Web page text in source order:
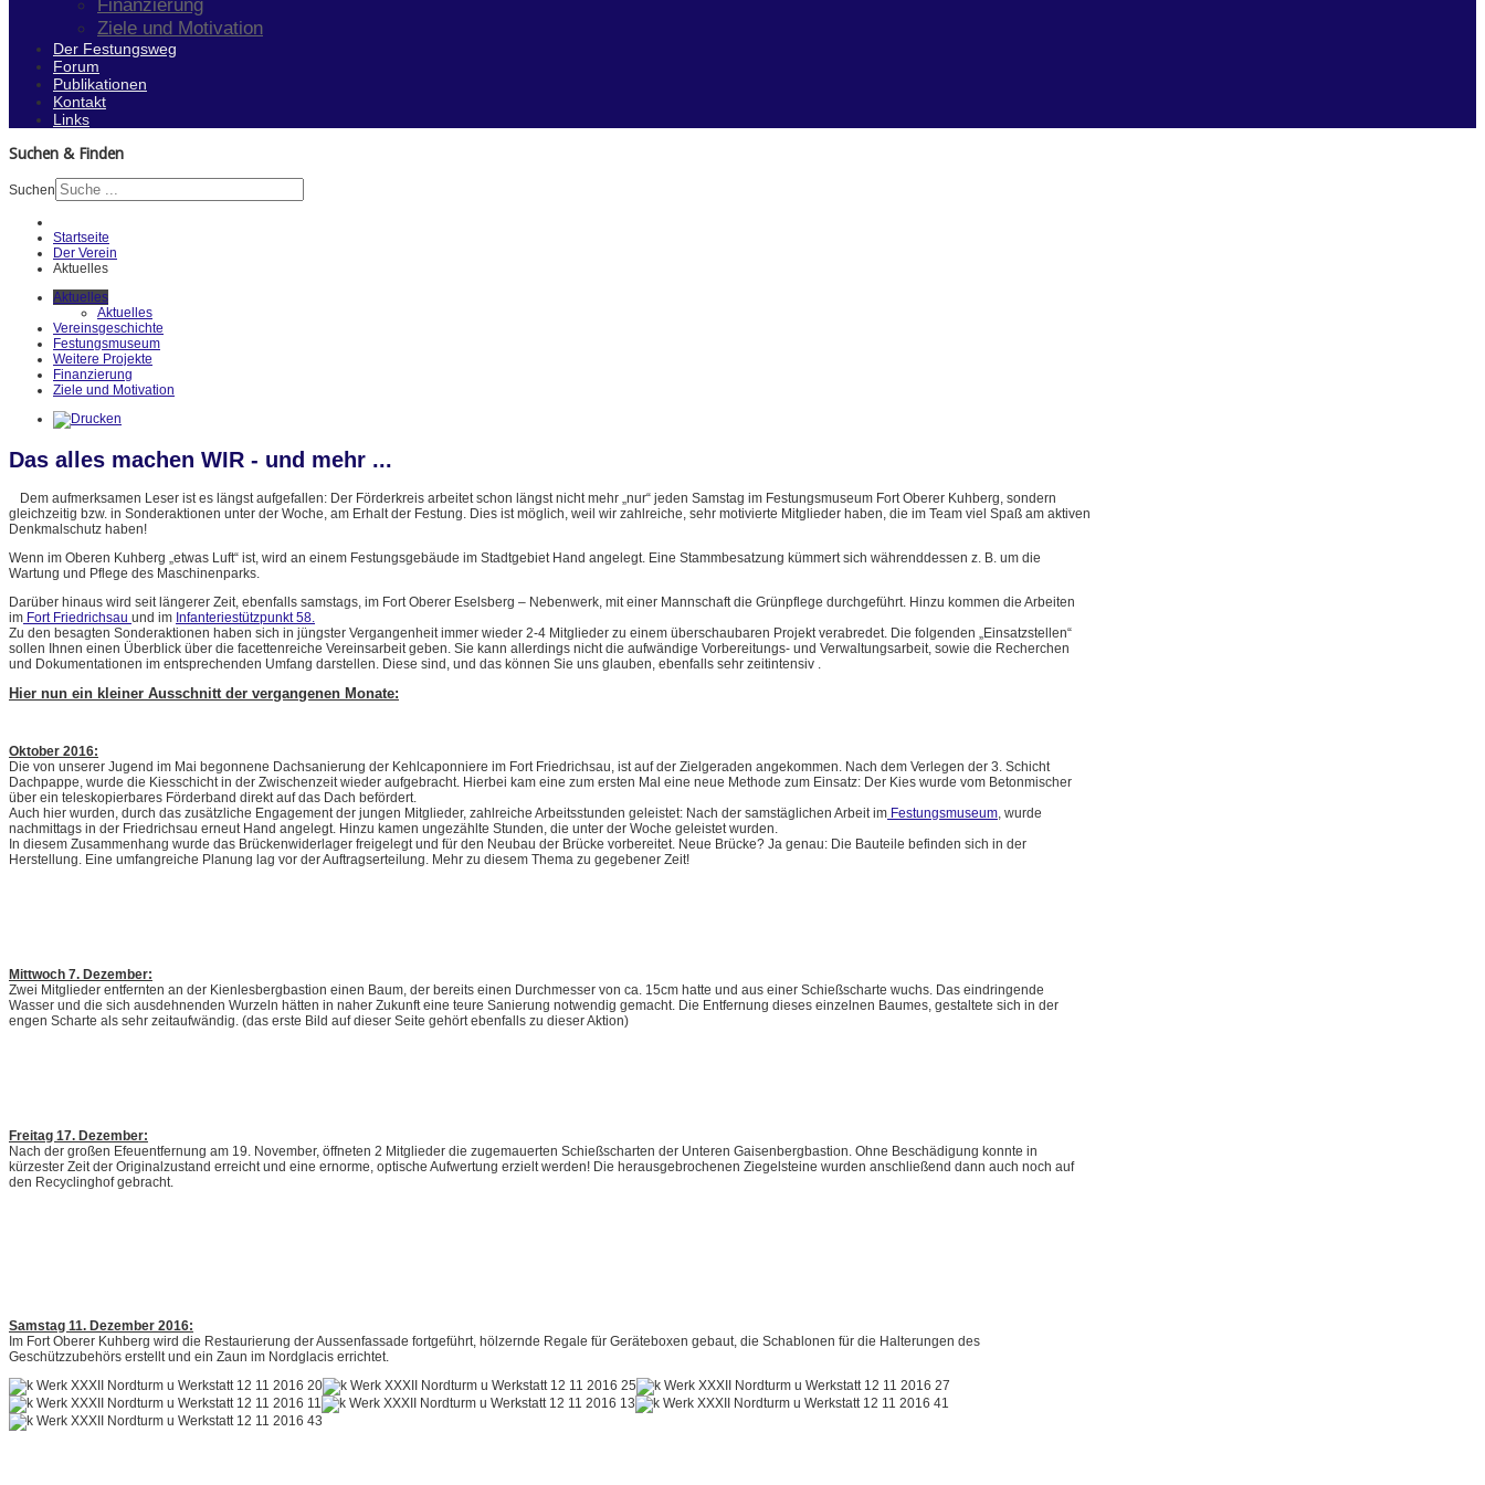
Finanzierung
Ziele und Motivation
Der Festungsweg
Forum
Publikationen
Kontakt
Links
Suchen & Finden
Suchen
Startseite
Der Verein
Aktuelles
Aktuelles
Aktuelles
Vereinsgeschichte
Festungsmuseum
Weitere Projekte
Finanzierung
Ziele und Motivation
Das alles machen WIR - und mehr ...
Dem aufmerksamen Leser ist es längst aufgefallen: Der Förderkreis arbeitet schon längst nicht mehr „nur“ jeden Samstag im Festungsmuseum Fort Oberer Kuhberg, sondern
gleichzeitig bzw. in Sonderaktionen unter der Woche, am Erhalt der Festung. Dies ist möglich, weil wir zahlreiche, sehr motivierte Mitglieder haben, die im Team viel Spaß am aktiven
Denkmalschutz haben!
Wenn im Oberen Kuhberg „etwas Luft“ ist, wird an einem Festungsgebäude im Stadtgebiet Hand angelegt. Eine Stammbesatzung kümmert sich währenddessen z. B. um die
Wartung und Pflege des Maschinenparks.
Darüber hinaus wird seit längerer Zeit, ebenfalls samstags, im Fort Oberer Eselsberg – Nebenwerk, mit einer Mannschaft die Grünpflege durchgeführt. Hinzu kommen die Arbeiten
im Fort Friedrichsau und im Infanteriestützpunkt 58.
Zu den besagten Sonderaktionen haben sich in jüngster Vergangenheit immer wieder 2-4 Mitglieder zu einem überschaubaren Projekt verabredet. Die folgenden „Einsatzstellen“
sollen Ihnen einen Überblick über die facettenreiche Vereinsarbeit geben. Sie kann allerdings nicht die aufwändige Vorbereitungs- und Verwaltungsarbeit, sowie die Recherchen
und Dokumentationen im entsprechenden Umfang darstellen. Diese sind, und das können Sie uns glauben, ebenfalls sehr zeitintensiv .
Hier nun ein kleiner Ausschnitt der vergangenen Monate:
Oktober 2016:
Die von unserer Jugend im Mai begonnene Dachsanierung der Kehlcaponniere im Fort Friedrichsau, ist auf der Zielgeraden angekommen. Nach dem Verlegen der 3. Schicht
Dachpappe, wurde die Kiesschicht in der Zwischenzeit wieder aufgebracht. Hierbei kam eine zum ersten Mal eine neue Methode zum Einsatz: Der Kies wurde vom Betonmischer
über ein teleskopierbares Förderband direkt auf das Dach befördert.
Auch hier wurden, durch das zusätzliche Engagement der jungen Mitglieder, zahlreiche Arbeitsstunden geleistet: Nach der samstäglichen Arbeit im Festungsmuseum, wurde
nachmittags in der Friedrichsau erneut Hand angelegt. Hinzu kamen ungezählte Stunden, die unter der Woche geleistet wurden.
In diesem Zusammenhang wurde das Brückenwiderlager freigelegt und für den Neubau der Brücke vorbereitet. Neue Brücke? Ja genau: Die Bauteile befinden sich in der
Herstellung. Eine umfangreiche Planung lag vor der Auftragserteilung. Mehr zu diesem Thema zu gegebener Zeit!
Mittwoch 7. Dezember:
Zwei Mitglieder entfernten an der Kienlesbergbastion einen Baum, der bereits einen Durchmesser von ca. 15cm hatte und aus einer Schießscharte wuchs. Das eindringende
Wasser und die sich ausdehnenden Wurzeln hätten in naher Zukunft eine teure Sanierung notwendig gemacht. Die Entfernung dieses einzelnen Baumes, gestaltete sich in der
engen Scharte als sehr zeitaufwändig. (das erste Bild auf dieser Seite gehört ebenfalls zu dieser Aktion)
Freitag 17. Dezember:
Nach der großen Efeuentfernung am 19. November, öffneten 2 Mitglieder die zugemauerten Schießscharten der Unteren Gaisenbergbastion. Ohne Beschädigung konnte in
kürzester Zeit der Originalzustand erreicht und eine ernorme, optische Aufwertung erzielt werden! Die herausgebrochenen Ziegelsteine wurden anschließend dann auch noch auf
den Recyclinghof gebracht.
Samstag 11. Dezember 2016:
Im Fort Oberer Kuhberg wird die Restaurierung der Aussenfassade fortgeführt, hölzernde Regale für Geräteboxen gebaut, die Schablonen für die Halterungen des
Geschützzubehörs erstellt und ein Zaun im Nordglacis errichtet.